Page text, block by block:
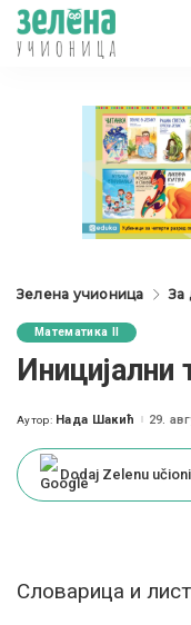
Зелена учионица За
Математика II
Posted
Аутор: Нада Шакић 29.
Dodaj Zelenu
Словарица и